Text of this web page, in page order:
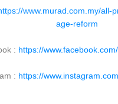
www.murad.com.my/all-
age-reform
: https://
: https://